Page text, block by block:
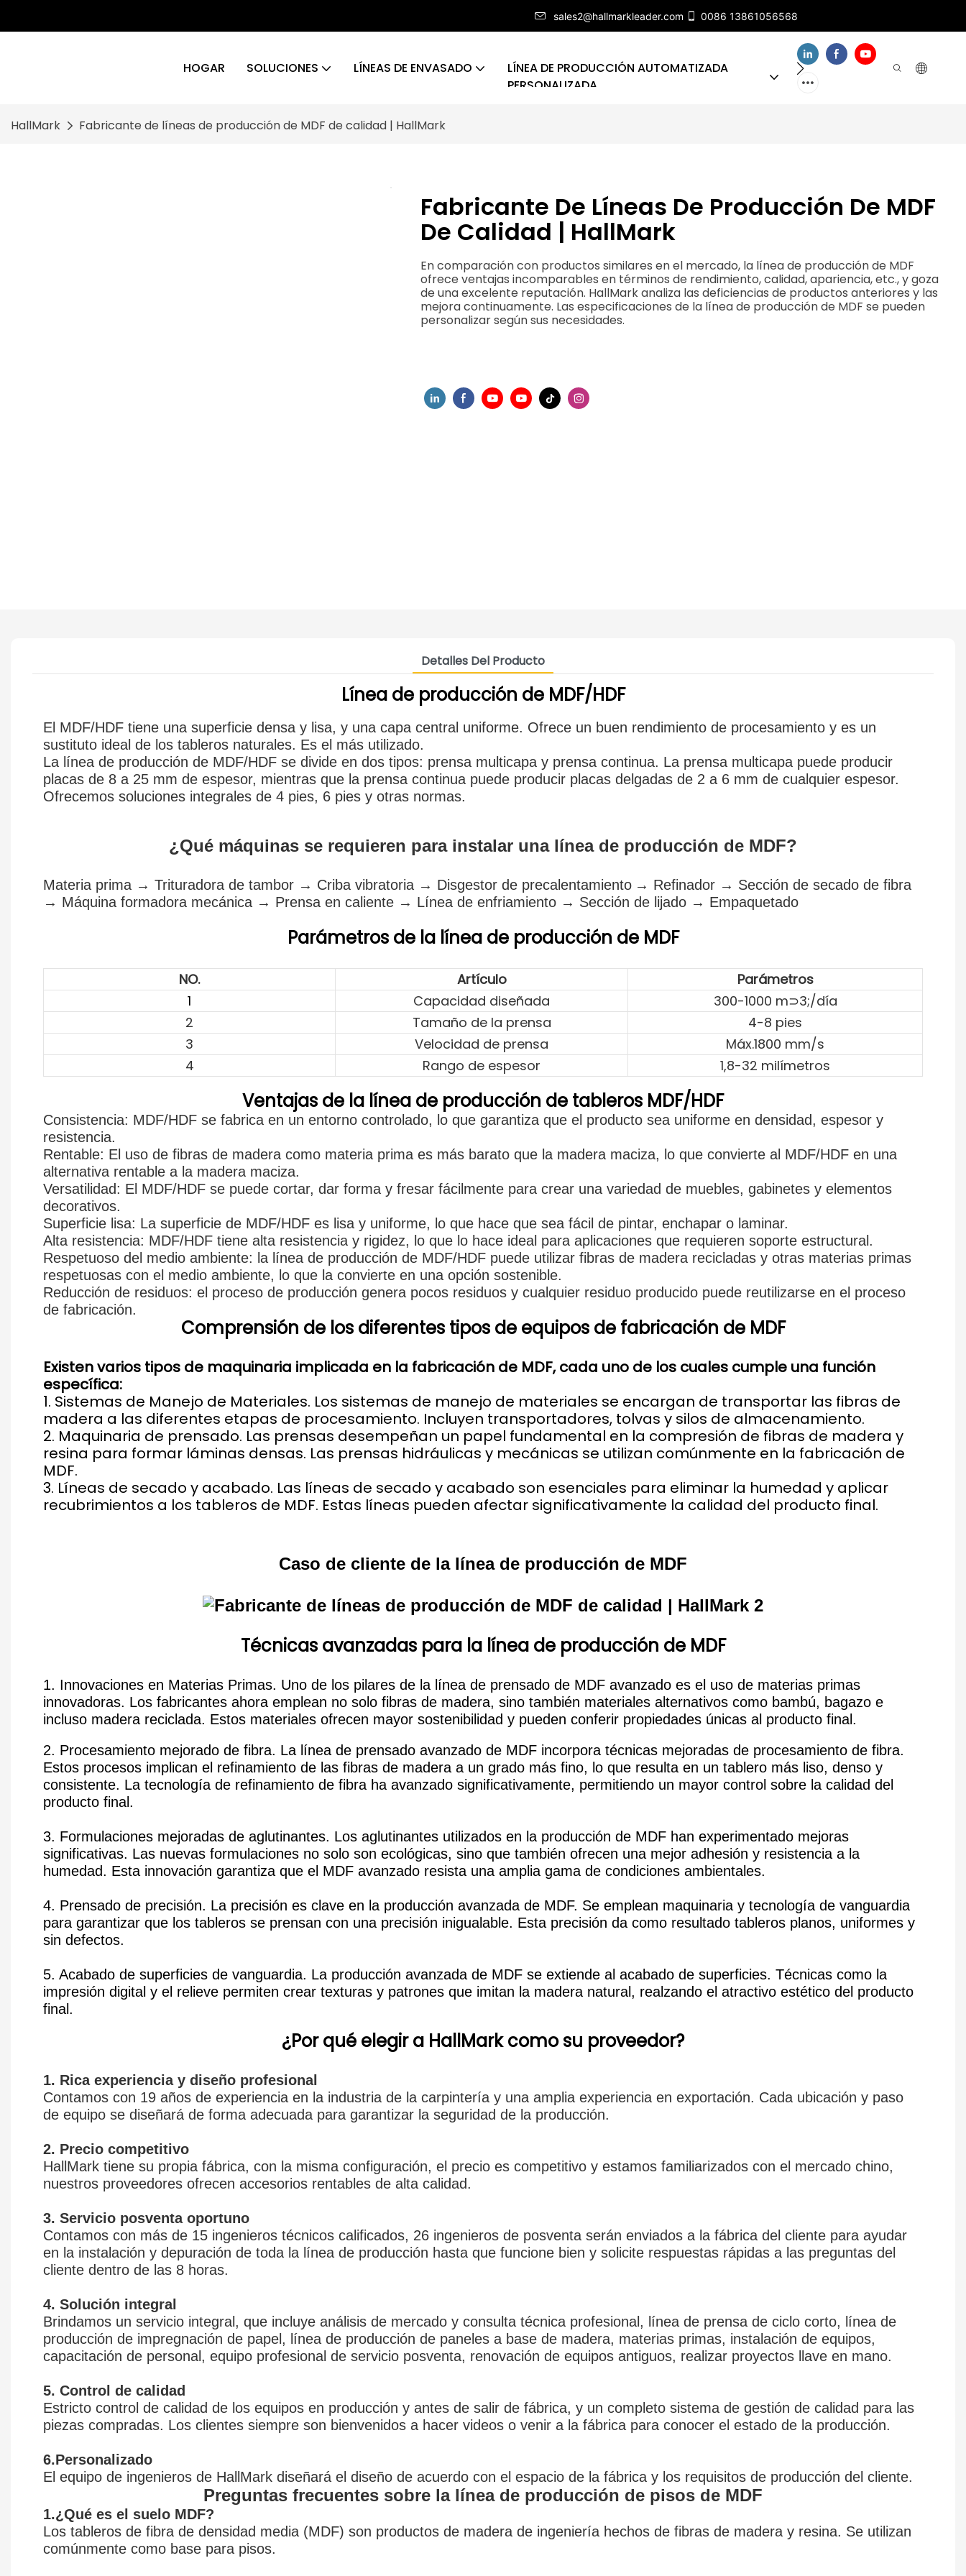
sales2@hallmarkleader.com 0086 13861056568
HOGAR SOLUCIONES LÍNEAS DE ENVASADO
LÍNEA DE PRODUCCIÓN AUTOMATIZADA
PERSONALIZADA
SOBRE NUESTRO EQUIPO
HallMark Fabricante de líneas de producción de MDF de calidad | HallMark
Fabricante De Líneas De Producción De MDF
De Calidad | HallMark
En comparación con productos similares en el mercado, la línea de producción de MDF
ofrece ventajas incomparables en términos de rendimiento, calidad, apariencia, etc., y goza
de una excelente reputación. HallMark analiza las deficiencias de productos anteriores y las
mejora continuamente. Las especificaciones de la línea de producción de MDF se pueden
personalizar según sus necesidades.
Detalles Del Producto
Línea de producción de MDF/HDF
El MDF/HDF tiene una superficie densa y lisa, y una capa central uniforme. Ofrece un buen rendimiento de procesamiento y es un
sustituto ideal de los tableros naturales. Es el más utilizado.
La línea de producción de MDF/HDF se divide en dos tipos: prensa multicapa y prensa continua. La prensa multicapa puede producir
placas de 8 a 25 mm de espesor, mientras que la prensa continua puede producir placas delgadas de 2 a 6 mm de cualquier espesor.
Ofrecemos soluciones integrales de 4 pies, 6 pies y otras normas.
¿Qué máquinas se requieren para instalar una línea de producción de MDF?
Materia prima → Trituradora de tambor → Criba vibratoria → Disgestor de precalentamiento → Refinador → Sección de secado de fibra
→ Máquina formadora mecánica → Prensa en caliente → Línea de enfriamiento → Sección de lijado → Empaquetado
Parámetros de la línea de producción de MDF
NO. Artículo
Parámetros
1
Capacidad diseñada
300-1000 m⊃3;/día
2
Tamaño de la prensa
4-8 pies
3
Velocidad de prensa
Máx.1800 mm/s
4
Rango de espesor 1,8-32 milímetros
Ventajas de la línea de producción de tableros MDF/HDF
Consistencia: MDF/HDF se fabrica en un entorno controlado, lo que garantiza que el producto sea uniforme en densidad, espesor y
resistencia.
Rentable: El uso de fibras de madera como materia prima es más barato que la madera maciza, lo que convierte al MDF/HDF en una
alternativa rentable a la madera maciza.
Versatilidad: El MDF/HDF se puede cortar, dar forma y fresar fácilmente para crear una variedad de muebles, gabinetes y elementos
decorativos.
Superficie lisa: La superficie de MDF/HDF es lisa y uniforme, lo que hace que sea fácil de pintar, enchapar o laminar.
Alta resistencia: MDF/HDF tiene alta resistencia y rigidez, lo que lo hace ideal para aplicaciones que requieren soporte estructural.
Respetuoso del medio ambiente: la línea de producción de MDF/HDF puede utilizar fibras de madera recicladas y otras materias primas
respetuosas con el medio ambiente, lo que la convierte en una opción sostenible.
Reducción de residuos: el proceso de producción genera pocos residuos y cualquier residuo producido puede reutilizarse en el proceso
de fabricación.
Comprensión de los diferentes tipos de equipos de fabricación de MDF
Existen varios tipos de maquinaria implicada en la fabricación de MDF, cada uno de los cuales cumple una función
específica:
1. Sistemas de Manejo de Materiales. Los sistemas de manejo de materiales se encargan de transportar las fibras de
madera a las diferentes etapas de procesamiento. Incluyen transportadores, tolvas y silos de almacenamiento.
2. Maquinaria de prensado. Las prensas desempeñan un papel fundamental en la compresión de fibras de madera y
resina para formar láminas densas. Las prensas hidráulicas y mecánicas se utilizan comúnmente en la fabricación de
MDF.
3. Líneas de secado y acabado. Las líneas de secado y acabado son esenciales para eliminar la humedad y aplicar
recubrimientos a los tableros de MDF. Estas líneas pueden afectar significativamente la calidad del producto final.
Caso de cliente de la línea de producción de MDF
Técnicas avanzadas para la línea de producción de MDF
1. Innovaciones en Materias Primas. Uno de los pilares de la línea de prensado de MDF avanzado es el uso de materias primas
innovadoras. Los fabricantes ahora emplean no solo fibras de madera, sino también materiales alternativos como bambú, bagazo e
incluso madera reciclada. Estos materiales ofrecen mayor sostenibilidad y pueden conferir propiedades únicas al producto final.
2. Procesamiento mejorado de fibra. La línea de prensado avanzado de MDF incorpora técnicas mejoradas de procesamiento de fibra.
Estos procesos implican el refinamiento de las fibras de madera a un grado más fino, lo que resulta en un tablero más liso, denso y
consistente. La tecnología de refinamiento de fibra ha avanzado significativamente, permitiendo un mayor control sobre la calidad del
producto final.
3. Formulaciones mejoradas de aglutinantes. Los aglutinantes utilizados en la producción de MDF han experimentado mejoras
significativas. Las nuevas formulaciones no solo son ecológicas, sino que también ofrecen una mejor adhesión y resistencia a la
humedad. Esta innovación garantiza que el MDF avanzado resista una amplia gama de condiciones ambientales.
4. Prensado de precisión. La precisión es clave en la producción avanzada de MDF. Se emplean maquinaria y tecnología de vanguardia
para garantizar que los tableros se prensan con una precisión inigualable. Esta precisión da como resultado tableros planos, uniformes y
sin defectos.
5. Acabado de superficies de vanguardia. La producción avanzada de MDF se extiende al acabado de superficies. Técnicas como la
impresión digital y el relieve permiten crear texturas y patrones que imitan la madera natural, realzando el atractivo estético del producto
final.
¿Por qué elegir a HallMark como su proveedor?
1. Rica experiencia y diseño profesional
Contamos con 19 años de experiencia en la industria de la carpintería y una amplia experiencia en exportación. Cada ubicación y paso
de equipo se diseñará de forma adecuada para garantizar la seguridad de la producción.
2. Precio competitivo
HallMark tiene su propia fábrica, con la misma configuración, el precio es competitivo y estamos familiarizados con el mercado chino,
nuestros proveedores ofrecen accesorios rentables de alta calidad.
3. Servicio posventa oportuno
Contamos con más de 15 ingenieros técnicos calificados, 26 ingenieros de posventa serán enviados a la fábrica del cliente para ayudar
en la instalación y depuración de toda la línea de producción hasta que funcione bien y solicite respuestas rápidas a las preguntas del
cliente dentro de las 8 horas.
4. Solución integral
Brindamos un servicio integral, que incluye análisis de mercado y consulta técnica profesional, línea de prensa de ciclo corto, línea de
producción de impregnación de papel, línea de producción de paneles a base de madera, materias primas, instalación de equipos,
capacitación de personal, equipo profesional de servicio posventa, renovación de equipos antiguos, realizar proyectos llave en mano.
5. Control de calidad
Estricto control de calidad de los equipos en producción y antes de salir de fábrica, y un completo sistema de gestión de calidad para las
piezas compradas. Los clientes siempre son bienvenidos a hacer videos o venir a la fábrica para conocer el estado de la producción.
6.Personalizado
El equipo de ingenieros de HallMark diseñará el diseño de acuerdo con el espacio de la fábrica y los requisitos de producción del cliente.
Preguntas frecuentes sobre la línea de producción de pisos de MDF
1.¿Qué es el suelo MDF?
Los tableros de fibra de densidad media (MDF) son productos de madera de ingeniería hechos de fibras de madera y resina. Se utilizan
comúnmente como base para pisos.